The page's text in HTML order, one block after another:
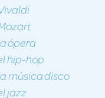
ópera
hip-hop
música disco
jazz